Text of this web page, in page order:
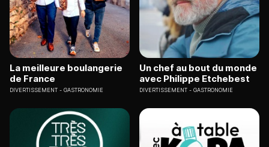
La meilleure boulangerie
de France
DIVERTISSEMENT GASTRONOMIE
Un chef au bout du monde
avec Philippe Etchebest
DIVERTISSEMENT GASTRONOMIE